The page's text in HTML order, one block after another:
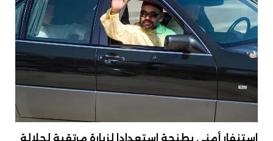
استنفار أمني بطنجة استعدادا لزيارة مرتقبة لجلالة